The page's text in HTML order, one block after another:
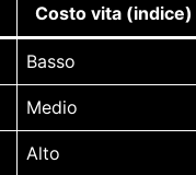
Costo vita (indice)
Basso
Medio
Alto